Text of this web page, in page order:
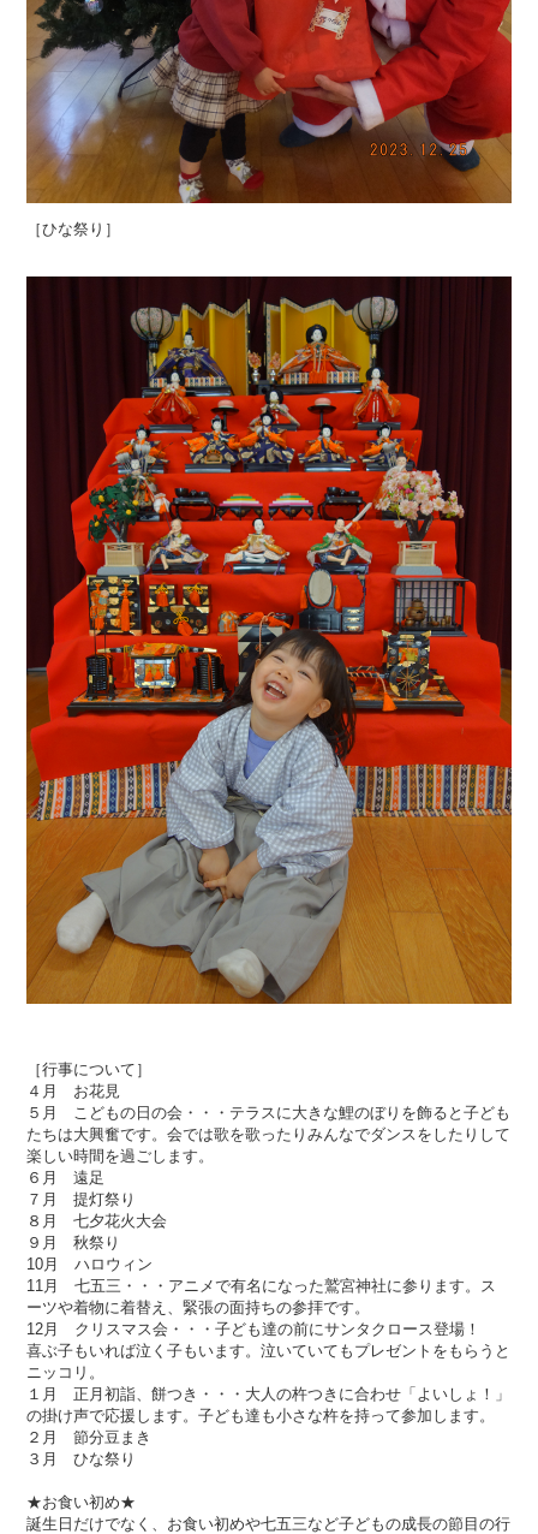
［ひな祭り］
［行事について］
４月 お花見
５月 こどもの日の会・・・テラスに大きな鯉のぼりを飾ると子ども
たちは大興奮です。会では歌を歌ったりみんなでダンスをしたりして
楽しい時間を過ごします。
６月 遠足
７月 提灯祭り
８月 七夕花火大会
９月 秋祭り
10月 ハロウィン
11月 七五三・・・アニメで有名になった鷲宮神社に参ります。ス
ーツや着物に着替え、緊張の面持ちの参拝です。
12月 クリスマス会・・・子ども達の前にサンタクロース登場！
喜ぶ子もいれば泣く子もいます。泣いていてもプレゼントをもらうと
ニッコリ。
１月 正月初詣、餅つき・・・大人の杵つきに合わせ「よいしょ！」
の掛け声で応援します。子ども達も小さな杵を持って参加します。
２月 節分豆まき
３月 ひな祭り
★お食い初め★
誕生日だけでなく、お食い初めや七五三など子どもの成長の節目の行